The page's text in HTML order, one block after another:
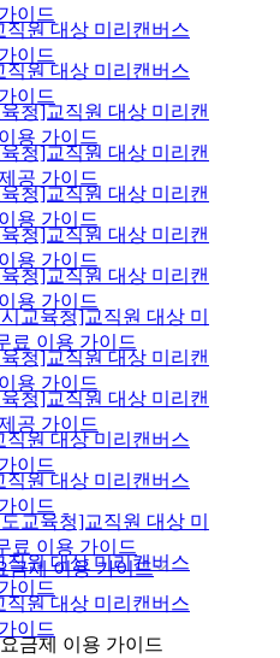
금제 이용 가이드
이드
원 대상 미리캔버스
이드
원 대상 미리캔버스
이드
청]교직원 대상 미리캔
용 가이드
청]교직원 대상 미리캔
공 가이드
청]교직원 대상 미리캔
용 가이드
청]교직원 대상 미리캔
용 가이드
청]교직원 대상 미리캔
용 가이드
교육청]교직원 대상 미
료 이용 가이드
청]교직원 대상 미리캔
용 가이드
청]교직원 대상 미리캔
공 가이드
원 대상 미리캔버스
이드
원 대상 미리캔버스
이드
교육청]교직원 대상 미
료 이용 가이드
원 대상 미리캔버스
이드
원 대상 미리캔버스
이드
금제 이용 가이드